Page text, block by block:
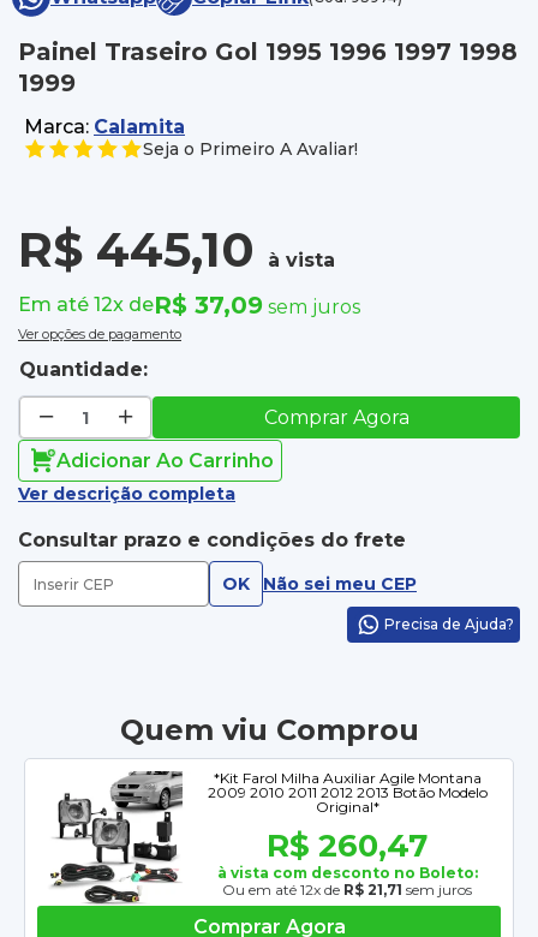
Painel Traseiro Gol 1995 1996 1997 1998
1999
Marca: Calamita
Seja o Primeiro A Avaliar!
R$ 445,10
à vista
Em até 12x deR$ 37,09 sem juros
Ver opções de pagamento
Quantidade:
Comprar Agora
Adicionar Ao Carrinho
Ver descrição completa
Consultar prazo e condições do frete
OK Não sei meu CEP
Precisa de Ajuda?
Quem viu Comprou
*Kit Farol Milha Auxiliar Agile Montana
2009 2010 2011 2012 2013 Botão Modelo
Original*
R$ 260,47
à vista com desconto no Boleto:
Ou em até 12x de R$ 21,71 sem juros
Comprar Agora